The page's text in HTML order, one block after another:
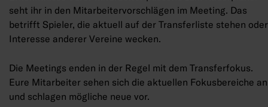
seht ihr in den Mitarbeitervorschlägen im Meeting. Das
betrifft Spieler, die aktuell auf der Transferliste stehen oder
Interesse anderer Vereine wecken.
Die Meetings enden in der Regel mit dem Transferfokus.
Eure Mitarbeiter sehen sich die aktuellen Fokusbereiche an
und schlagen mögliche neue vor.